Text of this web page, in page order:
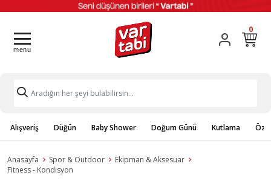
0
Alışveriş Düğün Baby Shower Doğum Günü Kutlama
Anasayfa Spor & Outdoor
Ekipman & Aksesuar
Fitness - Kondisyon